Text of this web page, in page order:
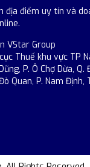
địa điểm uy tín và
VStar Group
Thuế khu vực TP
P. Ô Chợ Dừa, Q.
Quan, P. Nam Định,